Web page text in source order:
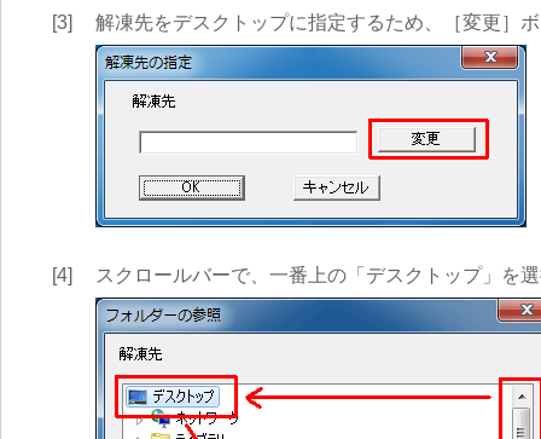
[3] 解凍先をデスクトップに指定するため、［変更］
[4] スクロールバーで、一番上の「デスクトップ」を